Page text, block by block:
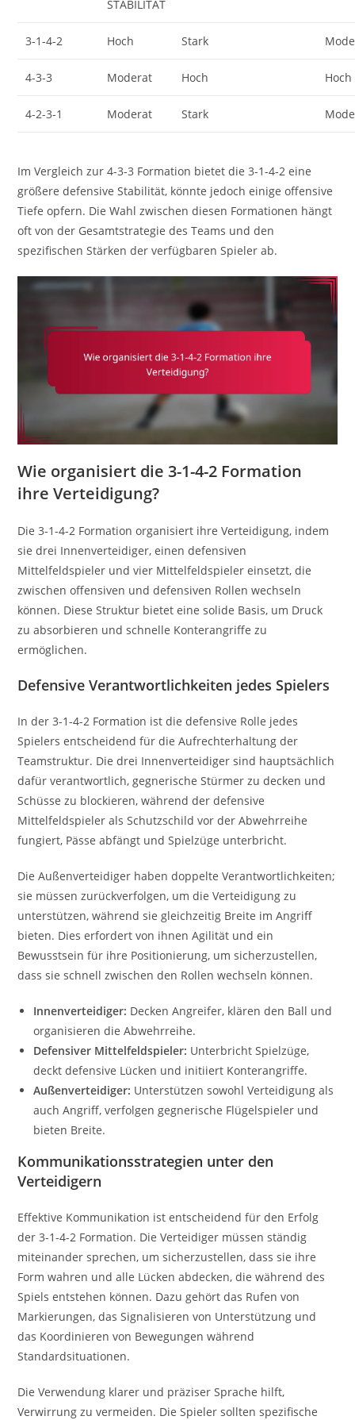
STABILITÄT
3-1-4-2 Hoch Stark
4-3-3 Moderat Hoch Hoch
4-2-3-1 Moderat Stark
Im Vergleich zur 4-3-3 Formation bietet die 3-1-4-2 eine
größere defensive Stabilität, könnte jedoch einige offensive
Tiefe opfern. Die Wahl zwischen diesen Formationen hängt
oft von der Gesamtstrategie des Teams und den
spezifischen Stärken der verfügbaren Spieler ab.
Wie organisiert die 3-1-4-2 Formation
ihre Verteidigung?
Die 3-1-4-2 Formation organisiert ihre Verteidigung, indem
sie drei Innenverteidiger, einen defensiven
Mittelfeldspieler und vier Mittelfeldspieler einsetzt, die
zwischen offensiven und defensiven Rollen wechseln
können. Diese Struktur bietet eine solide Basis, um Druck
zu absorbieren und schnelle Konterangriffe zu
ermöglichen.
Defensive Verantwortlichkeiten jedes Spielers
In der 3-1-4-2 Formation ist die defensive Rolle jedes
Spielers entscheidend für die Aufrechterhaltung der
Teamstruktur. Die drei Innenverteidiger sind hauptsächlich
dafür verantwortlich, gegnerische Stürmer zu decken und
Schüsse zu blockieren, während der defensive
Mittelfeldspieler als Schutzschild vor der Abwehrreihe
fungiert, Pässe abfängt und Spielzüge unterbricht.
Die Außenverteidiger haben doppelte Verantwortlichkeiten;
sie müssen zurückverfolgen, um die Verteidigung zu
unterstützen, während sie gleichzeitig Breite im Angriff
bieten. Dies erfordert von ihnen Agilität und ein
Bewusstsein für ihre Positionierung, um sicherzustellen,
dass sie schnell zwischen den Rollen wechseln können.
Innenverteidiger: Decken Angreifer, klären den Ball und
organisieren die Abwehrreihe.
Defensiver Mittelfeldspieler: Unterbricht Spielzüge,
deckt defensive Lücken und initiiert Konterangriffe.
Außenverteidiger: Unterstützen sowohl Verteidigung als
auch Angriff, verfolgen gegnerische Flügelspieler und
bieten Breite.
Kommunikationsstrategien unter den
Verteidigern
Effektive Kommunikation ist entscheidend für den Erfolg
der 3-1-4-2 Formation. Die Verteidiger müssen ständig
miteinander sprechen, um sicherzustellen, dass sie ihre
Form wahren und alle Lücken abdecken, die während des
Spiels entstehen können. Dazu gehört das Rufen von
Markierungen, das Signalisieren von Unterstützung und
das Koordinieren von Bewegungen während
Standardsituationen.
Die Verwendung klarer und präziser Sprache hilft,
Verwirrung zu vermeiden. Die Spieler sollten spezifische